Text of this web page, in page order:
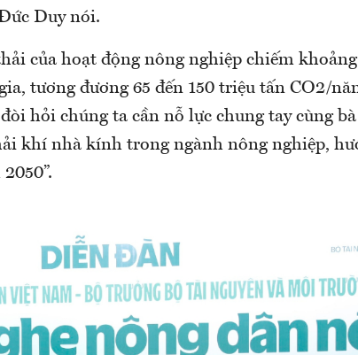
Duy nói.
của hoạt động nông nghiệp chiếm
tương đương 65 đến 150 triệu tấn CO2/
hỏi chúng ta cần nỗ lực chung tay cùng
khí nhà kính trong ngành nông nghiệp,